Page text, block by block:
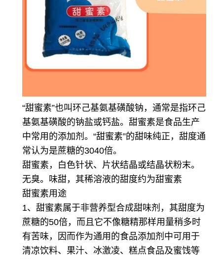
“甜蜜素”也叫环己基氨基磺酸钠，通常是指环己
基氨基磺酸的钠盐或钙盐。甜蜜素是食品生产
中常用的添加剂。“甜蜜素”的甜味纯正，甜度通
常认为是蔗糖的3040倍。
甜蜜素，白色针状、片状结晶或结晶状粉末。
无臭。味甜，其稀溶液的甜度约为甜蜜素
甜蜜素用途
1、甜蜜素属于非营养型合成甜味剂，其甜度为
蔗糖的50倍，而且它不像糖精那样用量稍多时
有苦味，因而作为通用的食品添加剂中可用于
清凉饮料、果汁、冰激凌、糕点食品及蜜饯等